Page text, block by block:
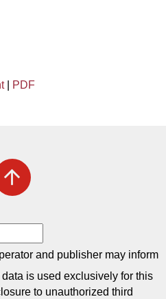
| PDF
arrow_upward
and publisher may inform
is used exclusively for this
to unauthorized third